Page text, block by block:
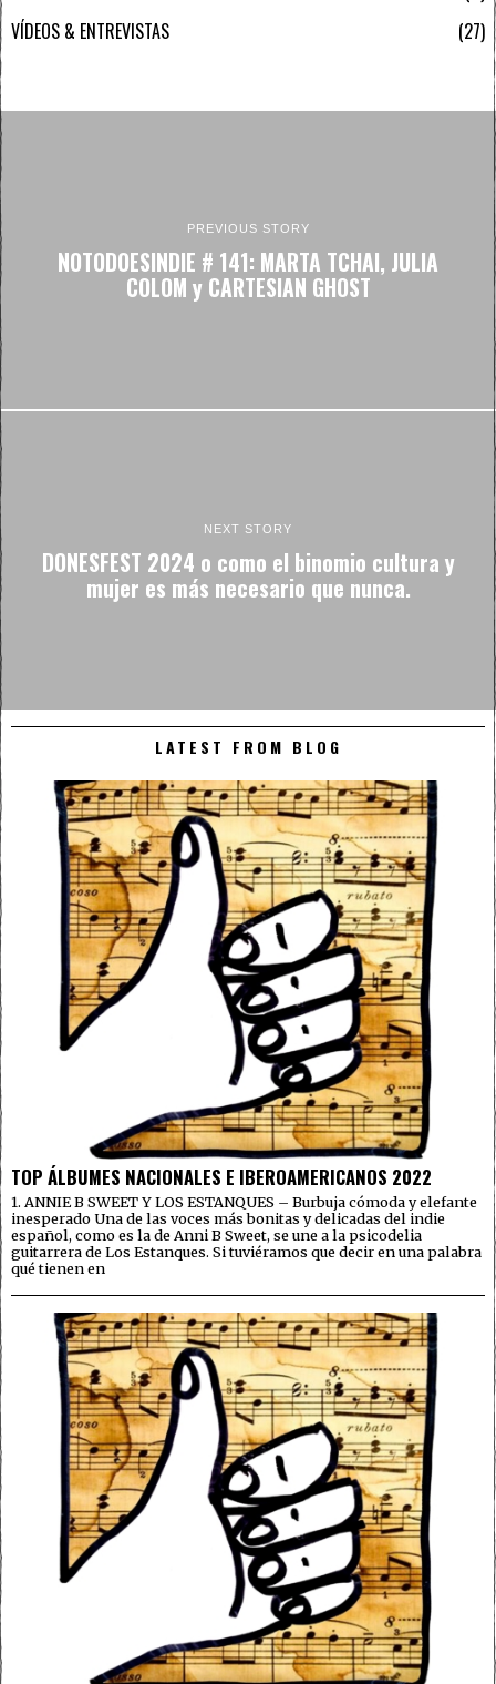
VÍDEOS & ENTREVISTAS
27
PREVIOUS STORY
NOTODOESINDIE # 141: MARTA TCHAI, JULIA
COLOM y CARTESIAN GHOST
NEXT STORY
DONESFEST 2024 o como el binomio cultura y
mujer es más necesario que nunca.
LATEST FROM BLOG
TOP ÁLBUMES NACIONALES E IBEROAMERICANOS 2022
1. ANNIE B SWEET Y LOS ESTANQUES – Burbuja cómoda y elefante
inesperado Una de las voces más bonitas y delicadas del indie
español, como es la de Anni B Sweet, se une a la psicodelia
guitarrera de Los Estanques. Si tuviéramos que decir en una palabra
qué tienen en